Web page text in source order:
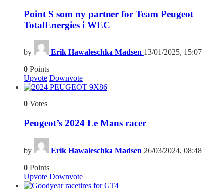
Point S som ny partner for Team Peugeot
TotalEnergies i WEC
by Erik Hawaleschka Madsen 13/01/2025, 15:07
0 Points
Upvote Downvote
6
0 Votes
Peugeot’s 2024 Le Mans racer
by Erik Hawaleschka Madsen 26/03/2024, 08:48
0 Points
Upvote Downvote
4